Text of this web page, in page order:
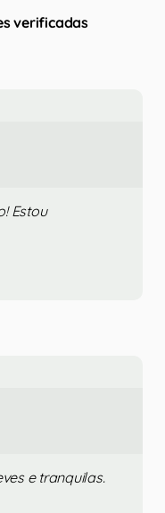
verificadas
Estou
e tranquilas.